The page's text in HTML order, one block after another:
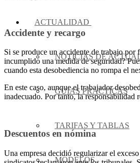
ACTUALIDAD
NOTICIAS DE
GUIAS PRACTICAS
TARIFAS Y TABLAS
MODELOS
Accidente y recargo
Si se produce un accidente de trabajo por
incumplido una medida de seguridad?
cuando esta desobediencia no rompa el
En este caso, aunque el trabajador
inadecuado. Por tanto, la responsabilidad
Descuentos en nómina
Una empresa decidió regularizar el